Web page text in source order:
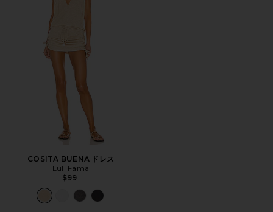
COSITA BUENA ドレス
Luli Fama
$99